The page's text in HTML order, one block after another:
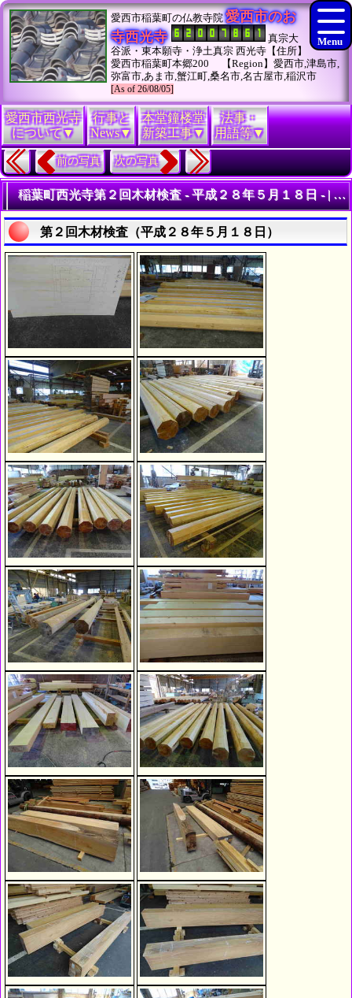
愛西市稲葉町の仏教寺院 愛西市のお
寺西光寺
真宗大
谷派・東本願寺・浄土真宗 西光寺【住所】
愛西市稲葉町本郷200 【Region】愛西市,津島市,
弥富市,あま市,蟹江町,桑名市,名古屋市,稲沢市
[As of 26/08/05]
愛西市西光寺
について▼
行事と
News▼
本堂鐘楼堂
新築工事▼
法事・
用語等▼
前の写真 次の写真
稲葉町西光寺第２回木材検査 - 平成２８年５月１８日 - | 寺院の新築・修復工事履歴
第２回木材検査（平成２８年５月１８日）